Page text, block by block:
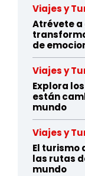
Viajes y
Atrévete
de
Viajes y
Explora
están
mundo
Viajes y
El turismo
las rutas
mundo